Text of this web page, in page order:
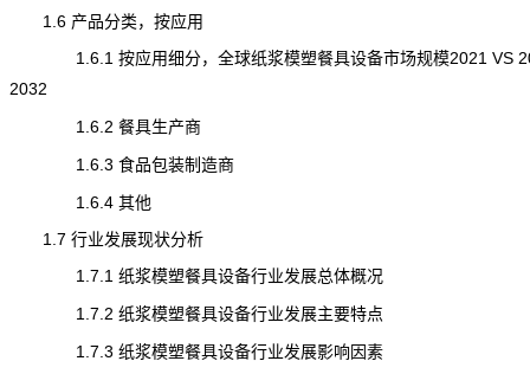
1.6 产品分类，按应用
1.6.1 按应用细分，全球纸浆模塑餐具设备市场规模2021 VS
2032
1.6.2 餐具生产商
1.6.3 食品包装制造商
1.6.4 其他
1.7 行业发展现状分析
1.7.1 纸浆模塑餐具设备行业发展总体概况
1.7.2 纸浆模塑餐具设备行业发展主要特点
1.7.3 纸浆模塑餐具设备行业发展影响因素